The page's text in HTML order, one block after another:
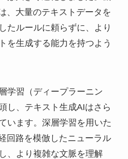
、大量のテキストデータを
たルールに頼らずに、より
を生成する能力を持つよう
学習（ディープラーニン
し、テキスト生成AIはさら
います。深層学習を用いた
回路を模倣したニューラル
、より複雑な文脈を理解